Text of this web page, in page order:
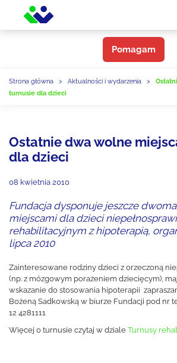
Pomagam
Strona główna > Aktualności i wydarzenia >
turnusie dla dzieci
Ostatnie dwa wolne
dla dzieci
08 kwietnia 2010
Fundacja dysponuje jeszcze
miejscami dla dzieci
rehabilitacyjnym z hipoterapią,
lipca 2010
Zainteresowane rodziny dzieci z orzeczoną
(np. z mózgowym porażeniem dziecięcym),
wskazanie do stosowania hipoterapii
Bożeną Sadkowską w biurze Fundacji pod nr
12 4281111
Więcej o turnusie czytaj w dziale Turnusy